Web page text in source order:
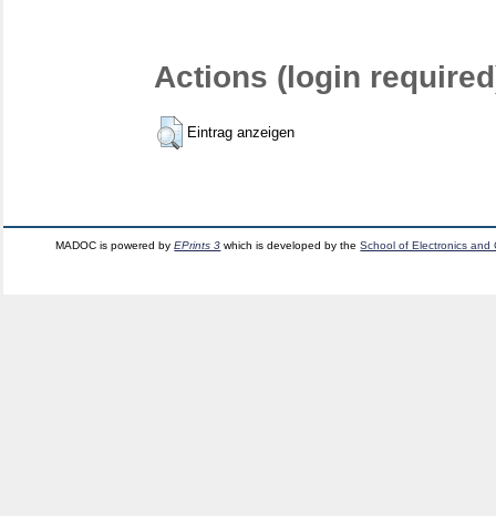
Actions (login
Eintrag anzeigen
MADOC is powered byEPrints 3 which is developed by theSchool of Electronics and